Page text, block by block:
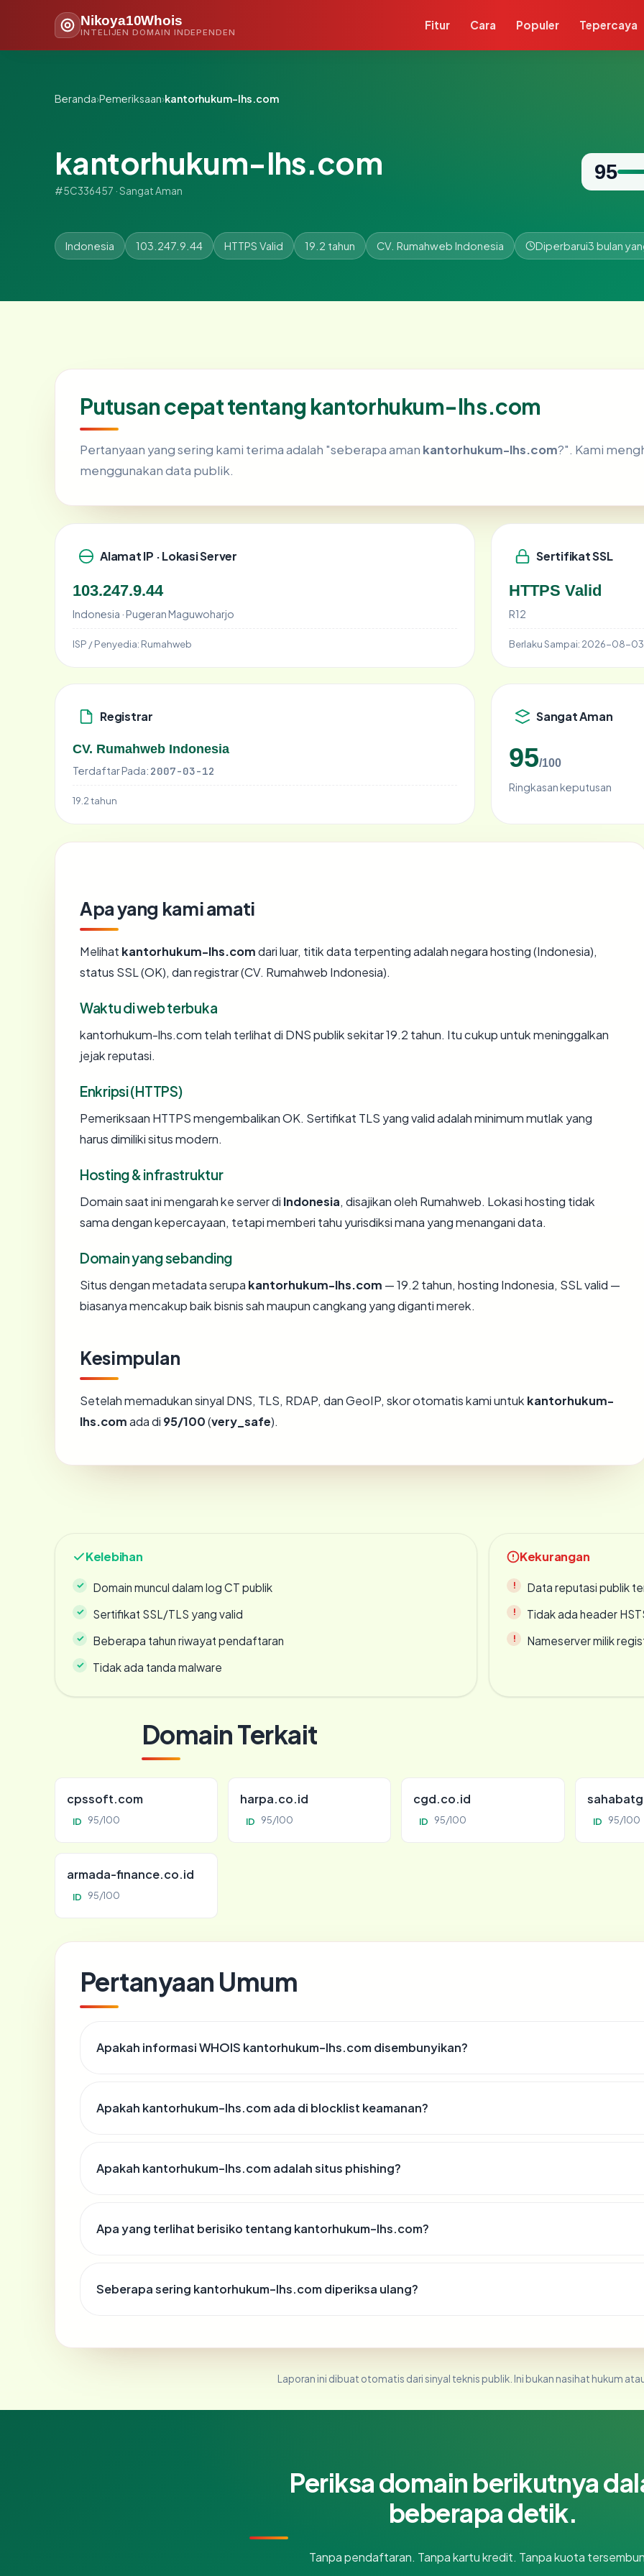
Nikoya10Whois
INTELIJEN DOMAIN INDEPENDEN
Fitur Cara Populer Tepercaya
Beranda›Pemeriksaan›kantorhukum-lhs.com
kantorhukum-lhs.com
#5C336457 · Sangat Aman
95
Indonesia 103.247.9.44 HTTPS Valid 19.2 tahun CV. Rumahweb Indonesia Diperbarui3 bulan
Putusan cepat tentang kantorhukum-lhs.com
Pertanyaan yang sering kami terima adalah "seberapa aman kantorhukum-lhs.com?". Kami
menggunakan data publik.
Alamat IP · Lokasi Server
103.247.9.44
Indonesia · Pugeran Maguwoharjo
ISP / Penyedia: Rumahweb
Sertifikat SSL
HTTPS Valid
R12
Berlaku Sampai: 2026-08-03
Registrar
CV. Rumahweb Indonesia
Terdaftar Pada: 2007-03-12
19.2 tahun
Sangat Aman
95/100
Ringkasan keputusan
Apa yang kami amati
Melihat kantorhukum-lhs.comdari luar, titik data terpenting adalah negara hosting (Indonesia),
status SSL (OK), dan registrar (CV. Rumahweb Indonesia).
Waktu di web terbuka
kantorhukum-lhs.com telah terlihat di DNS publik sekitar 19.2 tahun. Itu cukup untuk meninggalkan
jejak reputasi.
Enkripsi (HTTPS)
Pemeriksaan HTTPS mengembalikan OK. Sertifikat TLS yang valid adalah minimum mutlak yang
harus dimiliki situs modern.
Hosting & infrastruktur
Domain saat ini mengarah ke server di Indonesia, disajikan oleh Rumahweb. Lokasi hosting tidak
sama dengan kepercayaan, tetapi memberi tahu yurisdiksi mana yang menangani data.
Domain yang sebanding
Situs dengan metadata serupa kantorhukum-lhs.com — 19.2 tahun, hosting Indonesia, SSL valid —
biasanya mencakup baik bisnis sah maupun cangkang yang diganti merek.
Kesimpulan
Setelah memadukan sinyal DNS, TLS, RDAP, dan GeoIP, skor otomatis kami untuk kantorhukum-
lhs.comada di 95/100(very_safe).
Kelebihan
Domain muncul dalam log CT publik
Sertifikat SSL/TLS yang valid
Beberapa tahun riwayat pendaftaran
Tidak ada tanda malware
Kekurangan
Data reputasi publik
Tidak ada header
Nameserver milik
Domain Terkait
cpssoft.com
ID 95/100
harpa.co.id
ID 95/100
cgd.co.id
ID 95/100 ID 95/100
armada-finance.co.id
ID 95/100
Pertanyaan Umum
Apakah informasi WHOIS kantorhukum-lhs.com disembunyikan?
Apakah kantorhukum-lhs.com ada di blocklist keamanan?
Apakah kantorhukum-lhs.com adalah situs phishing?
Apa yang terlihat berisiko tentang kantorhukum-lhs.com?
Seberapa sering kantorhukum-lhs.com diperiksa ulang?
Laporan ini dibuat otomatis dari sinyal teknis publik. Ini bukan nasihat hukum
Periksa domain berikutnya
beberapa detik.
Tanpa pendaftaran. Tanpa kartu kredit. Tanpa kuota